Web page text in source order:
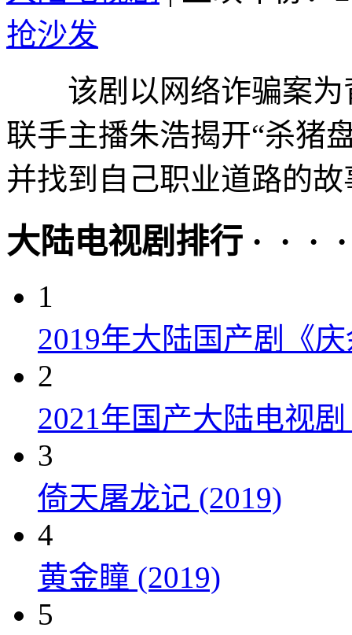
抢沙发
该剧以网络诈骗案为
联手主播朱浩揭开“杀猪
并找到自己职业道路的
大陆电视剧排行 · · ·
1
2019年大陆国产剧《
2
2021年国产大陆电视
3
倚天屠龙记 (2019)
4
黄金瞳 (2019)
5